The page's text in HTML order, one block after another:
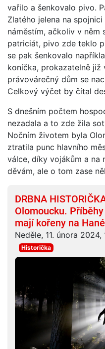
vařilo a šenkovalo pivo.
Zlatého jelena na
náměstím, ačkoliv v
patriciát, pivo zde teklo
se pak šenkovalo
koníčka, prokazatelně již
právovárečný dům se
Celkový výčet by čítal
S dnešním počtem
nezadala a to zde žila
Nočním životem byla
ztratila punc hlavního
válce, díky vojákům a na
děvám, ale o tom zase
DRBNA
Olomoucku.
mají kořeny na Hané
Neděle, 11. února 2024,
Historička